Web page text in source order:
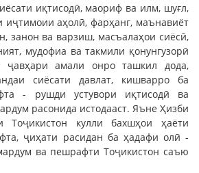
иқтисодӣ, маориф ва илм, шуғл,
иҷтимоии аҳолӣ, фарҳанг, маънавиёт
занон ва варзиш, масъалаҳои сиёсӣ,
мудофиа ва такмили қонунгузорӣ
ҷавҳари амали онро ташкил дода,
сиёсати давлат, кишварро ба
- рушди устувори иқтисодӣ ва
расонида истодааст. Яъне Ҳизби
Тоҷикистон кулли бахшҳои ҳаёти
ҷиҳати расидан ба ҳадафи олӣ -
ва пешрафти Тоҷикистон саъю